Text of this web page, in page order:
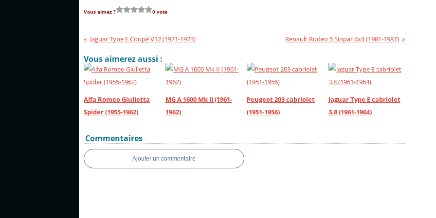
Vous aimez ? 0 vote
Jaguar Type E Coupé V12 (1971-1973) Renault Rodeo 5 Sinpar 4x4 (1981-1987)
Vous aimerez aussi :
Alfa Romeo Giulietta
Spider (1955-1962)
MG A 1600 Mk II (1961-
1962)
Peugeot 203 cabriolet
(1951-1956)
Jaguar Type E cabriolet
3.8 (1961-1964)
Commentaires
Ajouter un commentaire